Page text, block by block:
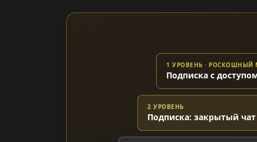
1 УРОВЕНЬ ·
Подписка с
2 УРОВЕНЬ
Подписка: закрытый